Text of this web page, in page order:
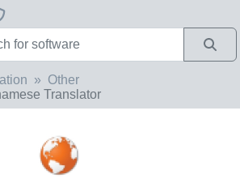
Other
Translator